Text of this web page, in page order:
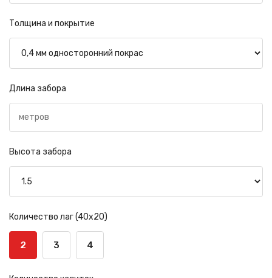
Толщина и покрытие
Длина забора
Высота забора
Количество лаг (40х20)
2 3 4